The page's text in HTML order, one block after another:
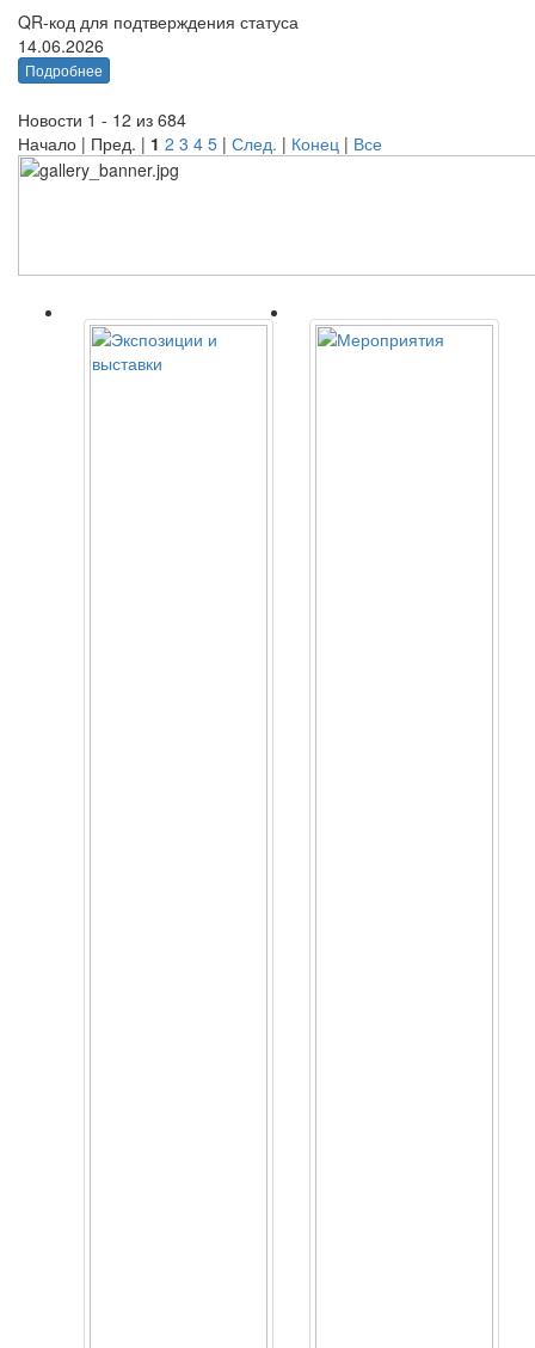
QR-код для подтверждения статуса
14.06.2026
Подробнее
Новости 1 - 12 из 684
Начало | Пред. | 1 2 3 4 5 | След. | Конец | Все